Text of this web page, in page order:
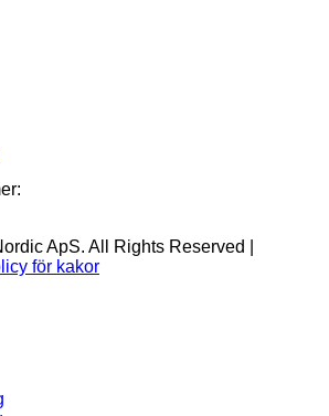
ApS. All Rights Reserved |
för kakor